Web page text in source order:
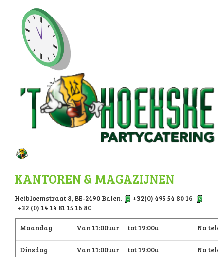
KANTOREN & MAGAZIJNEN
Heibloemstraat 8, BE-2490 Balen.
+32(0) 495 54 80 16
+32 (0) 14 14 81 15 16 80
Maandag Van 11:00uur tot 19:00u Na
Dinsdag Van 11:00uur tot 19:00u Na